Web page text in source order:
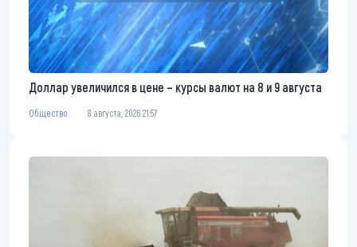
Доллар увеличился в цене – курсы валют на 8 и 9 августа
Общество 8 августа, 2026 21:57